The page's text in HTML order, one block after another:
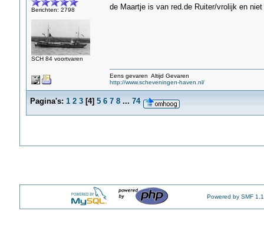
Berichten: 2798
SCH 84 voortvaren
de Maartje is van red.de Ruiter/vrolijk en niet
Eens gevaren Altijd Gevaren
http://www.scheveningen-haven.nl/
Pagina's: 1 2 3[4] 5 6 7 8 ... 74
Powered by SMF